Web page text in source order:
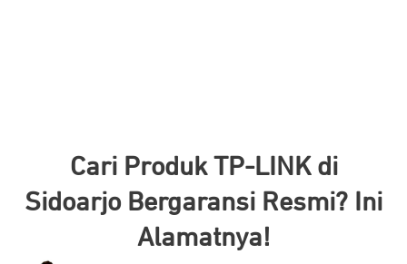
Cari Produk TP-LINK di
Sidoarjo Bergaransi Resmi? Ini
Alamatnya!